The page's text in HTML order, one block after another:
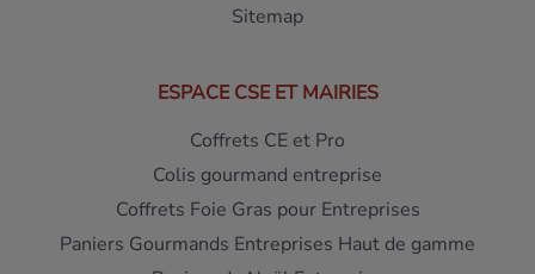
Sitemap
ESPACE CSE ET MAIRIES
Coffrets CE et Pro
Colis gourmand entreprise
Coffrets Foie Gras pour Entreprises
Paniers Gourmands Entreprises Haut de gamme